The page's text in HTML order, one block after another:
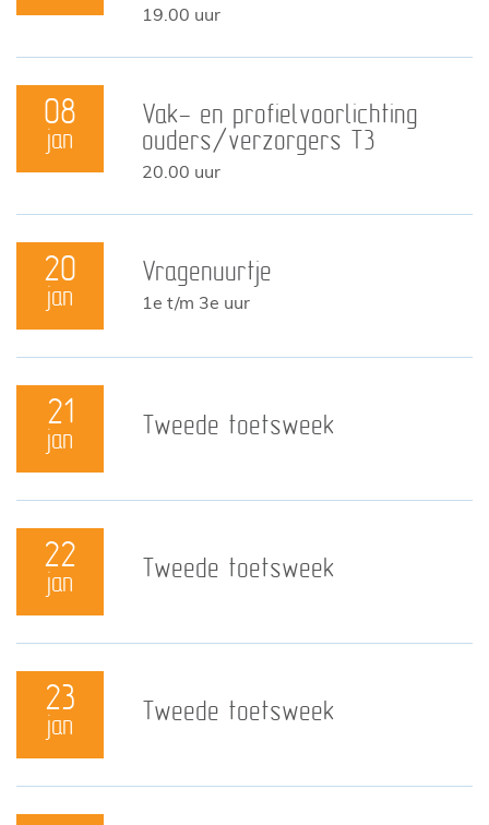
19.00 uur
08
jan
Vak- en profielvoorlichting
ouders/verzorgers T3
20.00 uur
20
jan
Vragenuurtje
1e t/m 3e uur
21
jan
Tweede toetsweek
22
jan
Tweede toetsweek
23
jan
Tweede toetsweek